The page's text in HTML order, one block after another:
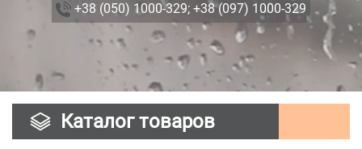
+38 (050) 1000-329; +38 (097) 1000-329
Каталог товаров